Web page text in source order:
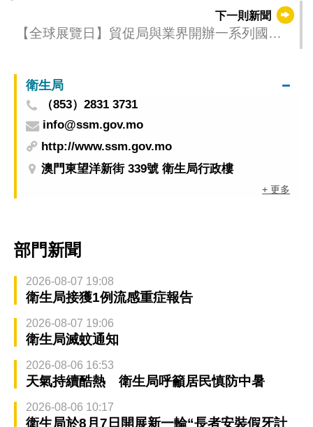
下一則新聞
【全球展覽日】貿促局與業界開辦一系列國際
衛生局
（853）2831 3731
info@ssm.gov.mo
http://www.ssm.gov.mo
澳門東望洋新街 339號 衛生局行政樓
+ 更多
部門新聞
2026-08-07 19:08
衛生局接獲1例流感重症報告
2026-08-07 19:06
衛生局滅蚊通知
2026-08-06 16:53
天氣持續酷熱 衛生局呼籲居民慎防中暑
2026-08-06 10:17
衛生局於8月7日開展新一輪“長者安裝假牙計